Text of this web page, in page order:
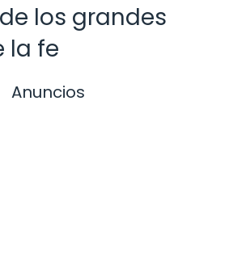
los grandes
la fe
Anuncios